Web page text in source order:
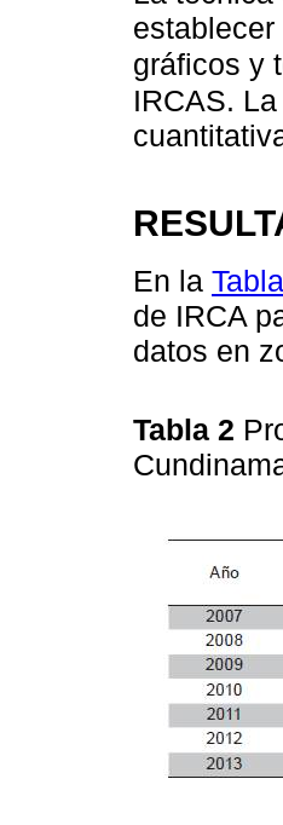
gráficos y
IRCAS.
En la
de IRCA
datos en
Tabla 2